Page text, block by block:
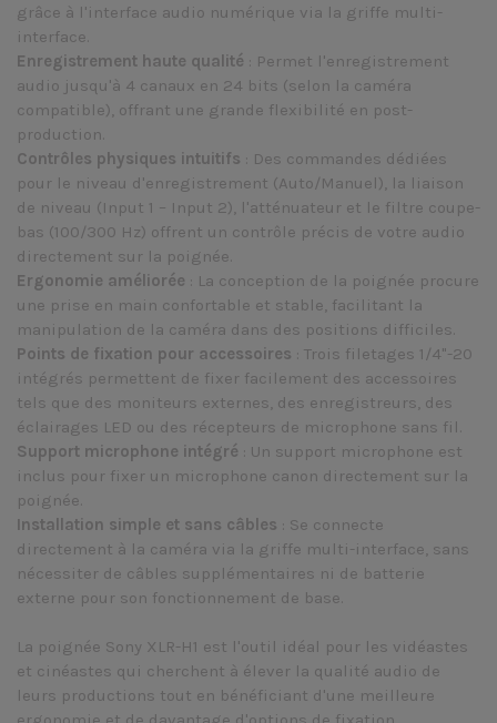
grâce à l'interface audio numérique via la griffe multi-
interface.
Enregistrement haute qualité : Permet l'enregistrement
audio jusqu'à 4 canaux en 24 bits (selon la caméra
compatible), offrant une grande flexibilité en post-
production.
Contrôles physiques intuitifs : Des commandes dédiées
pour le niveau d'enregistrement (Auto/Manuel), la liaison
de niveau (Input 1 – Input 2), l'atténuateur et le filtre coupe-
bas (100/300 Hz) offrent un contrôle précis de votre audio
directement sur la poignée.
Ergonomie améliorée : La conception de la poignée procure
une prise en main confortable et stable, facilitant la
manipulation de la caméra dans des positions difficiles.
Points de fixation pour accessoires : Trois filetages 1/4"-20
intégrés permettent de fixer facilement des accessoires
tels que des moniteurs externes, des enregistreurs, des
éclairages LED ou des récepteurs de microphone sans fil.
Support microphone intégré : Un support microphone est
inclus pour fixer un microphone canon directement sur la
poignée.
Installation simple et sans câbles : Se connecte
directement à la caméra via la griffe multi-interface, sans
nécessiter de câbles supplémentaires ni de batterie
externe pour son fonctionnement de base.
La poignée Sony XLR-H1 est l'outil idéal pour les vidéastes
et cinéastes qui cherchent à élever la qualité audio de
leurs productions tout en bénéficiant d'une meilleure